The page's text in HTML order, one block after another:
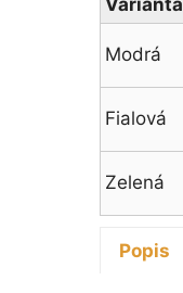
Varianta
Modrá
Fialová
Zelená
Popis